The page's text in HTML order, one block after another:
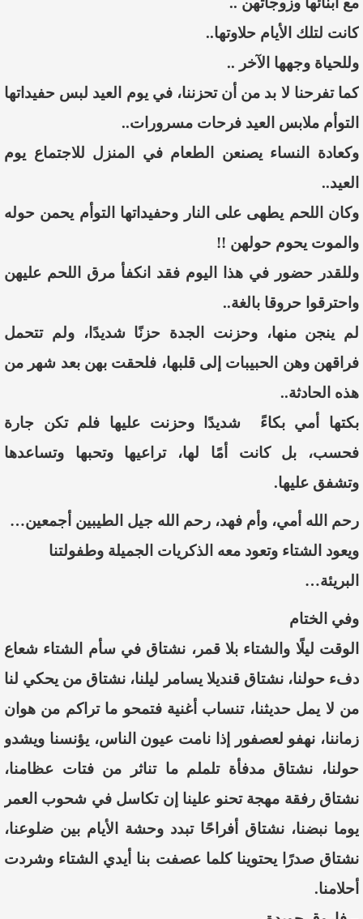
كانت لتلك الأيام حلاوتها..
وللحياة وجهها الآخر ..
كما تفرحنا لا بد من أن تحزننا، في يوم العيد لبس حفيداتها
التوأم ملابس العيد فرحات مسرورات..
وكعادة النساء يصنعن الطعام في المنزل للاجتماع يوم
العيد..
وكان اللحم يطهى على النار وحفيداتها التوأم يحمن حوله
والموت يحوم حولهن !!
وللقدر حضور في هذا اليوم فقد انكفأ مرق اللحم عليهن
واحترقوا حروقا بالغة..
لم ينجن منها، وحزنت الجدة حزنًا شديدًا، ولم تتحمل
فراقهن وهن الحبيبات إلى قلبها، فلحقت بهن بعد شهر من
هذه الحادثة..
بكتها أمي بكاءً شديدًا وحزنت عليها فلم تكن جارة
فحسب، بل كانت أمًا لها، تراعيها وتحبها وتساعدها
وتشفق عليها.
رحم الله أمي، وأم فهد، رحم الله جيل الطيبين أجمعين…
ويعود الشتاء وتعود معه الذكريات الجميلة وطفولتنا
البريئة…
وفي الختام
الوقت ليلًا والشتاء بلا قمر، نشتاق في سأم الشتاء شعاع
دفء حولنا، نشتاق قنديلا يسامر ليلنا، نشتاق من يحكي لنا
من لا يمل حديثنا، تنساب أغنية فتمحو ما تراكم من هوان
زماننا، نهفو لعصفور إذا نامت عيون الناس، يؤنسنا ويشدو
حولنا، نشتاق مدفأة تلملم ما تناثر من فتات عظامنا،
نشتاق رفقة مهجة تحنو علينا إن تكاسل في شحوب العمر
يوما نبضنا، نشتاق أفراحًا تبدد وحشة الأيام بين ضلوعنا،
نشتاق صدرًا يحتوينا كلما عصفت بنا أيدي الشتاء وشردت
أحلامنا.